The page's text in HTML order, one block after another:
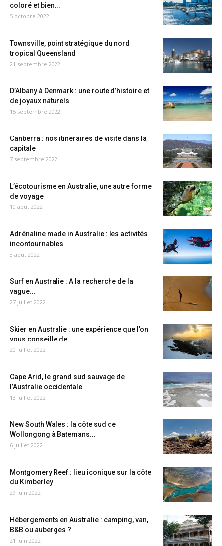
coloré et bien...
5 octobre 2022
Townsville, point stratégique du nord
tropical Queensland
21 septembre 2022
D’Albany à Denmark : une route d’histoire et
de joyaux naturels
15 septembre 2022
Canberra : nos itinéraires de visite dans la
capitale
7 septembre 2022
L’écotourisme en Australie, une autre forme
de voyage
10 août 2022
Adrénaline made in Australie : les activités
incontournables
3 août 2022
Surf en Australie : A la recherche de la
vague...
27 juillet 2022
Skier en Australie : une expérience que l’on
vous conseille de...
20 juillet 2022
Cape Arid, le grand sud sauvage de
l’Australie occidentale
13 juillet 2022
New South Wales : la côte sud de
Wollongong à Batemans...
6 juillet 2022
Montgomery Reef : lieu iconique sur la côte
du Kimberley
29 juin 2022
Hébergements en Australie : camping, van,
B&B ou auberges ?
21 juin 2022